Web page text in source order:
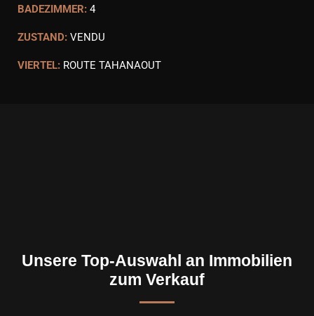
BADEZIMMER: 4
ZUSTAND: VENDU
VIERTEL: ROUTE TAHANAOUT
Unsere Top-Auswahl an Immobilien
zum Verkauf